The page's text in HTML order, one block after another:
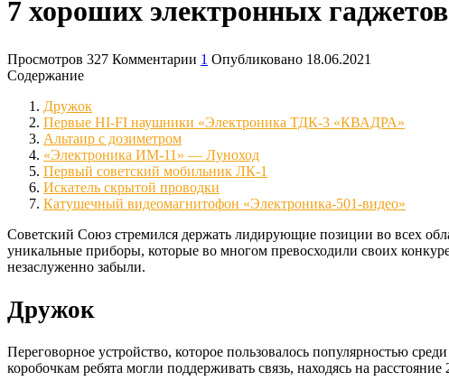
7 хороших электронных
Просмотров 327 Комментарии 1 Опубликовано 18.06.2021
Содержание
Дружок
Первые HI-FI наушники «Электроника ТДК-3 «КВАДРА»
Альтаир с дозиметром
«Электроника ИМ-11» — Луноход
Первый советский мобильник ЛК-1
Искатель скрытой проводки
Катушечный видеомагнитофон «Электроника-501-видео»
Советский Союз стремился держать лидирующие позиции во всех
уникальные приборы, которые во многом превосходили своих
незаслуженно забыли.
Дружок
Переговорное устройство, которое пользовалось популярностью
коробочкам ребята могли поддерживать связь, находясь на расстояние